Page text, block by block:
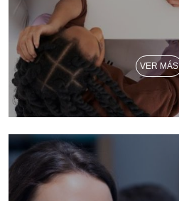
VER MÁS